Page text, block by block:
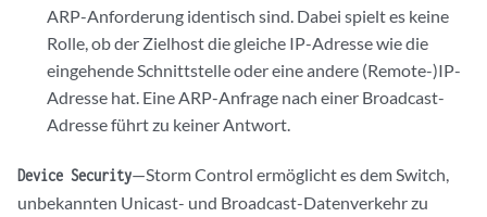
ARP-Anforderung identisch sind. Dabei spielt es keine
Rolle, ob der Zielhost die gleiche IP-Adresse wie die
eingehende Schnittstelle oder eine andere (Remote-)IP-
Adresse hat. Eine ARP-Anfrage nach einer Broadcast-
Adresse führt zu keiner Antwort.
Device Security—Storm Control ermöglicht es dem Switch,
unbekannten Unicast- und Broadcast-Datenverkehr zu